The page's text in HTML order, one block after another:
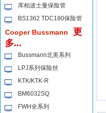
库柏波士曼保险管
BS1362 TDC180保险管
Cooper Bussmann
更
多...
Bussmann北美系列
LPJ系列保险丝
KTK/KTK-R
BM6032SQ
FWH全系列